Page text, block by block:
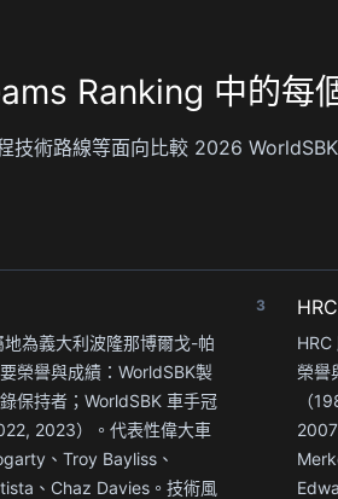
Ranking 中的每
技術路線等面向比較 2026
為義大利波隆那博爾戈-帕
榮譽與成績：WorldSBK製
保持者；WorldSBK 車手冠
2023）。代表性偉大車
、Troy Bayliss、
、Chaz Davies。技術風
3 HRC
榮譽
（